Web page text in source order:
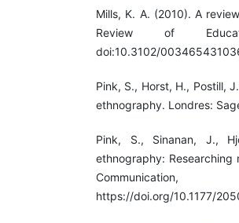
Mills, K. A. (2010). A
Review of
doi:10.3102/
Pink, S., Horst, H., Postill,
ethnography. Londres:
Pink, S., Sinanan, J.,
ethnography:
https://doi.org/10.1177/